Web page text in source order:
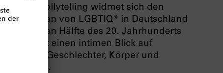
Unser Scrollytelling widmet sich den
Geschichten von LGBTIQ* in Deutschland
in der ersten Hälfte des 20. Jahrhunderts
und richtet einen intimen Blick auf
vielfältige Geschlechter, Körper und
Identitäten.